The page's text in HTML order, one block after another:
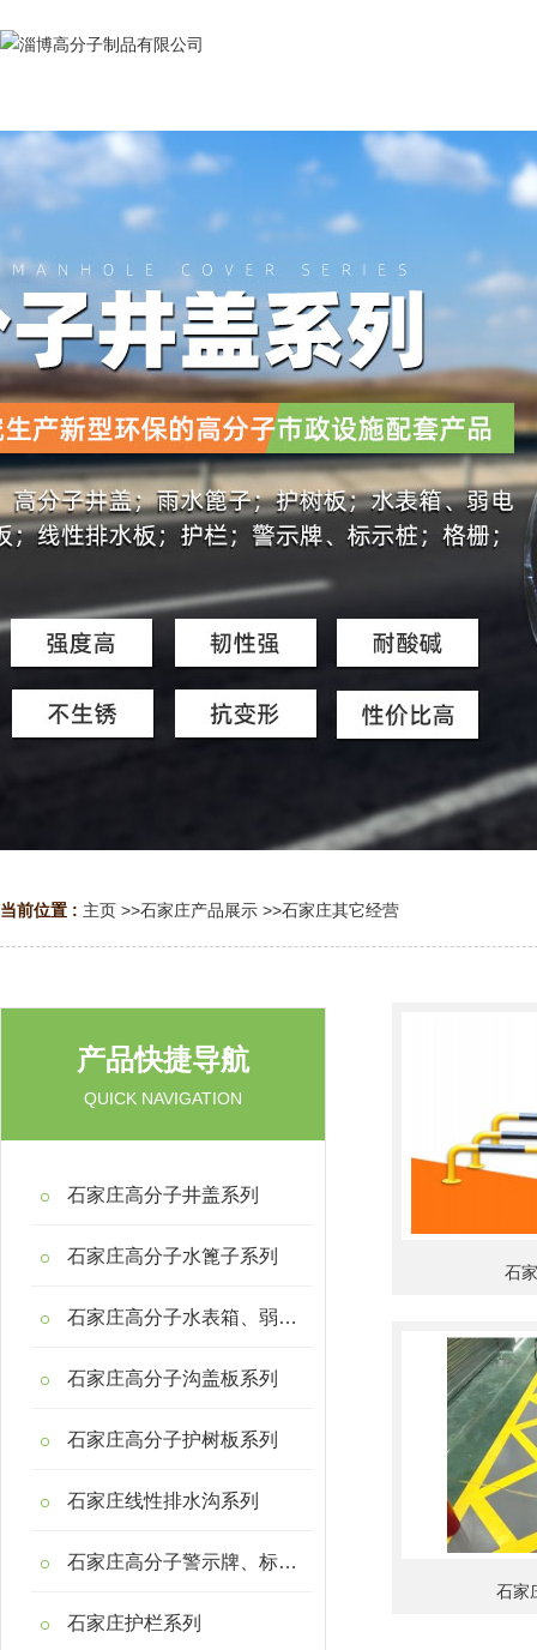
当前位置 : 主页 >>石家庄产品展示 >>石家庄其它经营
产品快捷导航
QUICK NAVIGATION
石家庄高分子井盖系列
石家庄高分子水篦子系列
石家庄高分子水表箱、弱电箱系列
石家庄高分子沟盖板系列
石家庄高分子护树板系列
石家庄线性排水沟系列
石家庄高分子警示牌、标示桩系列
石家庄护栏系列
石
石家